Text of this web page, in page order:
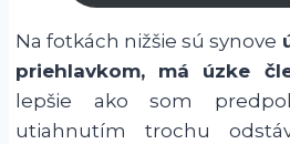
Na fotkách nižšie sú synove
priehlavkom, má úzke
lepšie ako som
utiahnutím trochu